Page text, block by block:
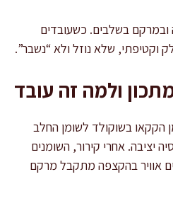
בשלבים. כשעובדים
וקטיפתי, שלא נוזל ולא “נשבר”.
ולמה זה עובד
הקקאו בשוקולד לשומן החלב
יציבה. אחרי קירור, השומנים
אוויר בהקצפה מתקבל מרקם